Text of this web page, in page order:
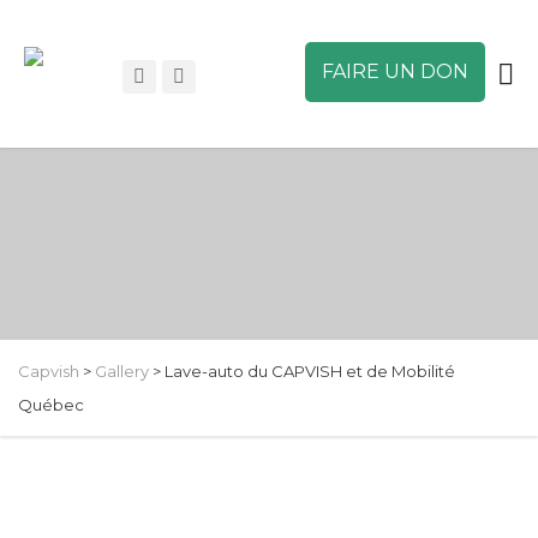
FAIRE UN DON
Capvish > Gallery > Lave-auto du CAPVISH et de Mobilité
Québec